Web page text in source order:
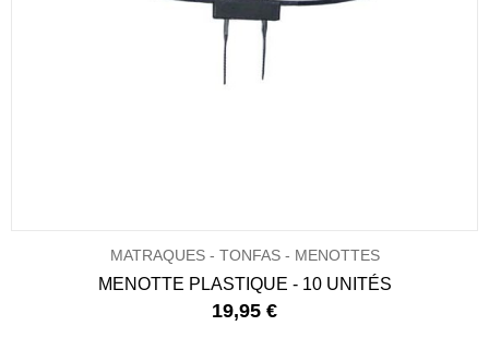
MATRAQUES - TONFAS - MENOTTES
MENOTTE PLASTIQUE - 10 UNITÉS
19,95 €